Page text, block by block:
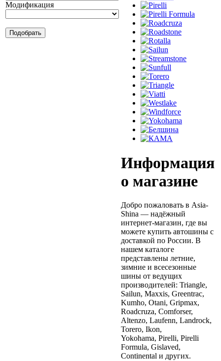
Модификация
Информация
о магазине
Добро пожаловать в Asia-
Shina — надёжный
интернет-магазин, где вы
можете купить автошины с
доставкой по России. В
нашем каталоге
представлены летние,
зимние и всесезонные
шины от ведущих
производителей: Triangle,
Sailun, Maxxis, Greentrac,
Kumho, Otani, Gripmax,
Roadcruza, Comforser,
Altenzo, Laufenn, Landrock,
Torero, Ikon,
Yokohama, Pirelli, Pirelli
Formula, Gislaved,
Continental и других.